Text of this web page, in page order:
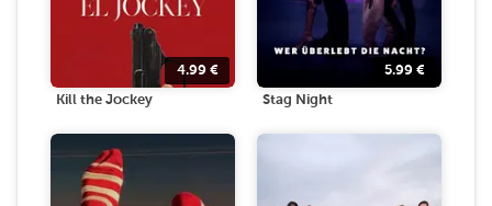
4.99 €
Kill the Jockey
5.99 €
Stag Night